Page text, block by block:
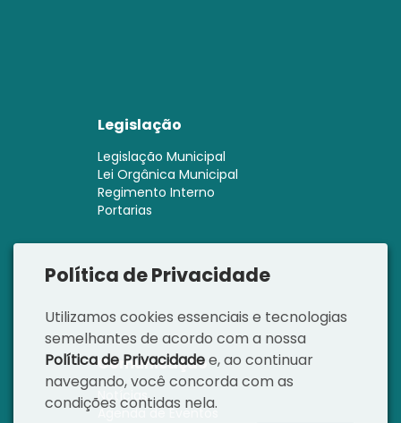
Legislação
Legislação Municipal
Lei Orgânica Municipal
Regimento Interno
Portarias
Comunicação
Notícias
Agenda de Eventos
Política de Privacidade
Utilizamos cookies essenciais e tecnologias
semelhantes de acordo com a nossa
Política de Privacidadee, ao continuar
navegando, você concorda com as
condições contidas nela.